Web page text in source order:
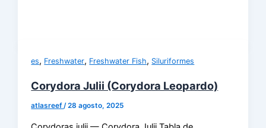
es, Freshwater, Freshwater Fish, Siluriformes
Corydora Julii (Corydora Leopardo)
atlasreef/28 agosto, 2025